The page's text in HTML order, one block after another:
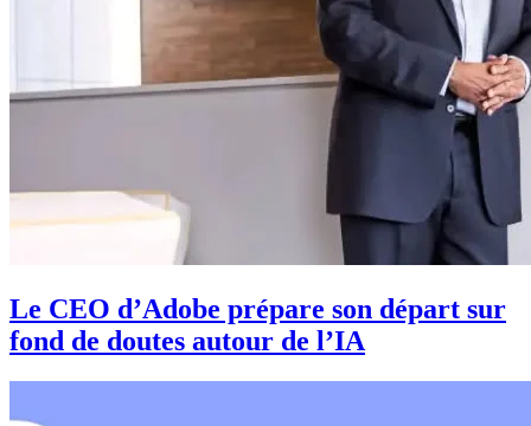
Le CEO d’Adobe prépare son départ sur
fond de doutes autour de l’IA